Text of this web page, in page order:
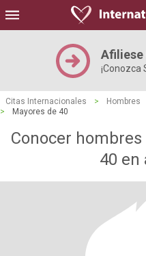
Afiliese
¡Conozca
Citas Internacionales > Hombres
>
Mayores de 40
Conocer
40 en